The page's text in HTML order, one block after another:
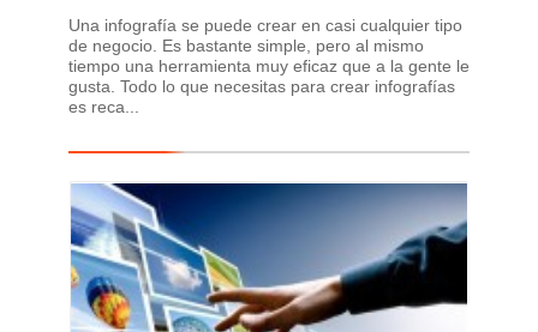
Una infografía se puede crear en casi cualquier tipo
de negocio. Es bastante simple, pero al mismo
tiempo una herramienta muy eficaz que a la gente le
gusta. Todo lo que necesitas para crear infografías
es reca...